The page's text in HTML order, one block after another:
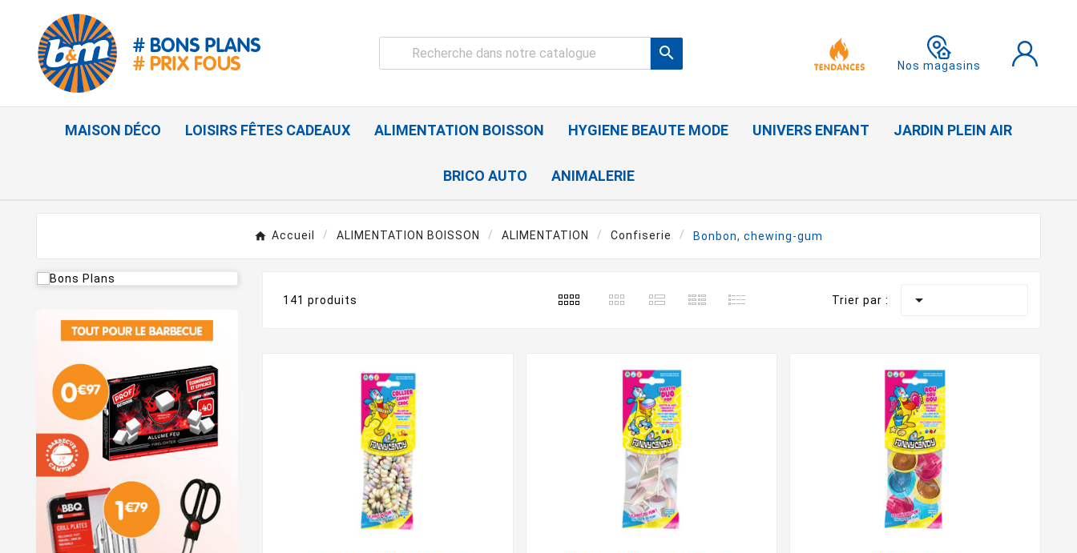

Nos magasins
MAISON DÉCO LOISIRS FÊTES CADEAUX ALIMENTATION BOISSON HYGIENE BEAUTE MODE UNIVERS ENFANT JARDIN PLEIN AIR
BRICO AUTO ANIMALERIE
Accueil ALIMENTATION BOISSON ALIMENTATION Confiserie Bonbon, chewing-gum
141 produits Trier par : 